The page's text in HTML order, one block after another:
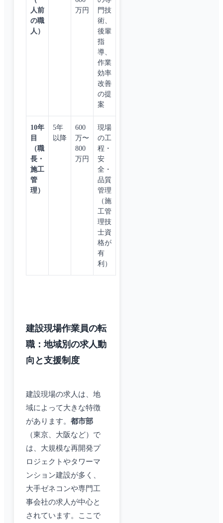
人前
の職
人）
万円
門技
術、
後輩
指
導、
作業
効率
改善
の提
案
10年
目
（職
長・
施工
管
理）
5年
以降
600
万〜
800
万円
現場
の工
程・
安
全・
品質
管理
（施
工管
理技
士資
格が
有
利）
建設現場作業員の転
職：地域別の求人動
向と支援制度
建設現場の求人は、地
域によって大きな特徴
があります。 都市部
（東京、大阪など）で
は、大規模な再開発プ
ロジェクトやタワーマ
ンション建設が多く、
大手ゼネコンや専門工
事会社の求人が中心と
されています。ここで